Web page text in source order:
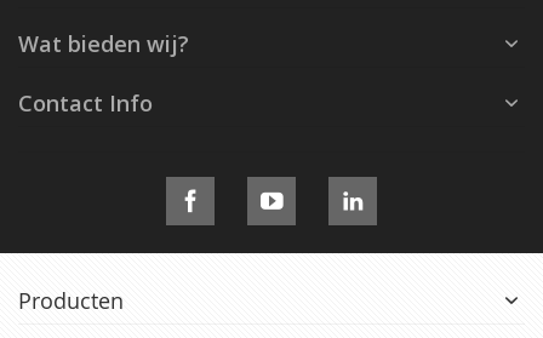
Wat bieden wij?
Contact Info
Producten